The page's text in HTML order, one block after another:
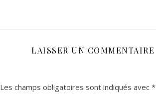
LAISSER UN COMMENTAIRE
Les champs obligatoires sont indiqués avec *